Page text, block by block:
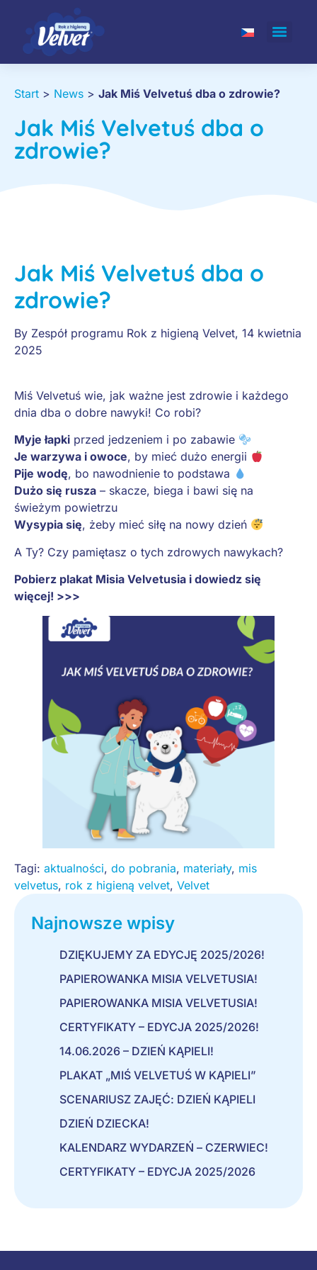
Start > News > Jak Miś Velvetuś dba o zdrowie?
Jak Miś Velvetuś dba o
zdrowie?
Jak Miś Velvetuś dba o
zdrowie?
By Zespół programu Rok z higieną Velvet, 14 kwietnia
2025
Miś Velvetuś wie, jak ważne jest zdrowie i każdego
dnia dba o dobre nawyki! Co robi?
Myje łapki przed jedzeniem i po zabawie
Je warzywa i owoce, by mieć dużo energii
Pije wodę, bo nawodnienie to podstawa
Dużo się rusza – skacze, biega i bawi się na
świeżym powietrzu
Wysypia się, żeby mieć siłę na nowy dzień
A Ty? Czy pamiętasz o tych zdrowych nawykach?
Pobierz plakat Misia Velvetusia i dowiedz się
więcej! >>>
Tagi: aktualności, do pobrania, materiały, mis
velvetus, rok z higieną velvet, Velvet
Najnowsze wpisy
DZIĘKUJEMY ZA EDYCJĘ 2025/2026!
PAPIEROWANKA MISIA VELVETUSIA!
PAPIEROWANKA MISIA VELVETUSIA!
CERTYFIKATY – EDYCJA 2025/2026!
14.06.2026 – DZIEŃ KĄPIELI!
PLAKAT „MIŚ VELVETUŚ W KĄPIELI”
SCENARIUSZ ZAJĘĆ: DZIEŃ KĄPIELI
DZIEŃ DZIECKA!
KALENDARZ WYDARZEŃ – CZERWIEC!
CERTYFIKATY – EDYCJA 2025/2026